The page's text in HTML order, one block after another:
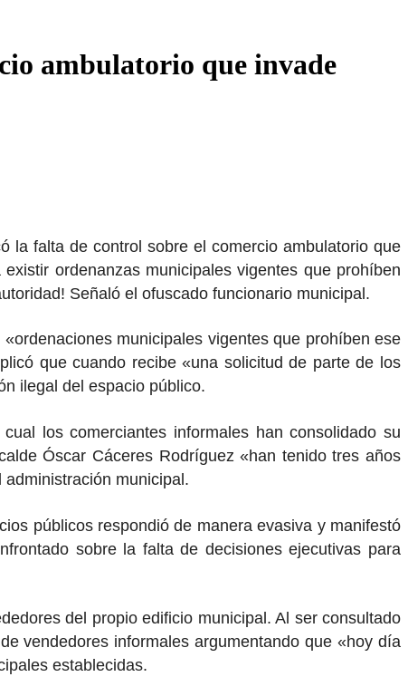
ambulatorio que invade
la falta de control sobre el comercio ambulatorio que
ordenanzas municipales vigentes que prohíben
Señaló el ofuscado funcionario municipal.
municipales vigentes que prohíben ese
que cuando recibe «una solicitud de parte de los
ilegal del espacio público.
los comerciantes informales han consolidado su
Óscar Cáceres Rodríguez «han tenido tres años
municipal.
públicos respondió de manera evasiva y manifestó
sobre la falta de decisiones ejecutivas para
del propio edificio municipal. Al ser consultado
vendedores informales argumentando que «hoy día
establecidas.